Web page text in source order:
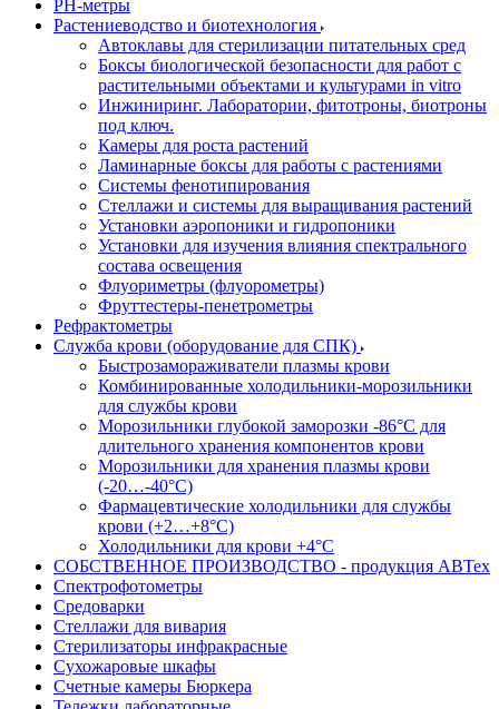
РH-метры
Растениеводство и биотехнология
Автоклавы для стерилизации питательных сред
Боксы биологической безопасности для работ с
растительными объектами и культурами in vitro
Инжиниринг. Лаборатории, фитотроны, биотроны
под ключ.
Камеры для роста растений
Ламинарные боксы для работы с растениями
Системы фенотипирования
Стеллажи и системы для выращивания растений
Установки аэропоники и гидропоники
Установки для изучения влияния спектрального
состава освещения
Флуориметры (флуорометры)
Фруттестеры-пенетрометры
Рефрактометры
Служба крови (оборудование для СПК)
Быстрозамораживатели плазмы крови
Комбинированные холодильники-морозильники
для службы крови
Морозильники глубокой заморозки -86°С для
длительного хранения компонентов крови
Морозильники для хранения плазмы крови
(-20…-40°С)
Фармацевтические холодильники для службы
крови (+2…+8°С)
Холодильники для крови +4°С
СОБСТВЕННОЕ ПРОИЗВОДСТВО - продукция АВТех
Спектрофотометры
Средоварки
Стеллажи для вивария
Стерилизаторы инфракрасные
Сухожаровые шкафы
Счетные камеры Бюркера